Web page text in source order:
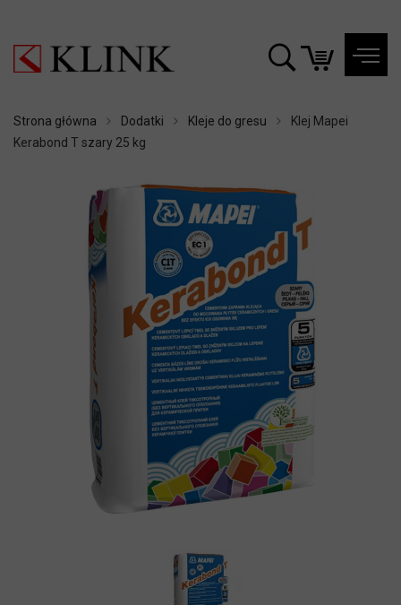
Strona główna Dodatki Kleje do gresu
Klej Mapei
Kerabond T szary 25 kg